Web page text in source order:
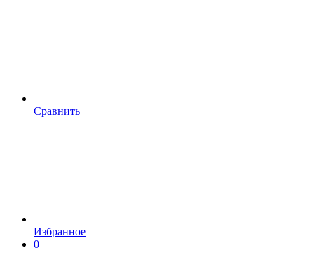
Сравнить
Избранное
0